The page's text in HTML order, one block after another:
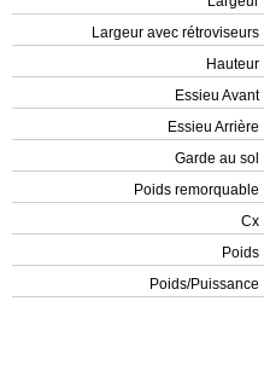
Largeur avec rétroviseurs
Hauteur
Essieu Avant
Essieu Arrière
Garde au sol
Poids remorquable
Cx
Poids
Poids/Puissance